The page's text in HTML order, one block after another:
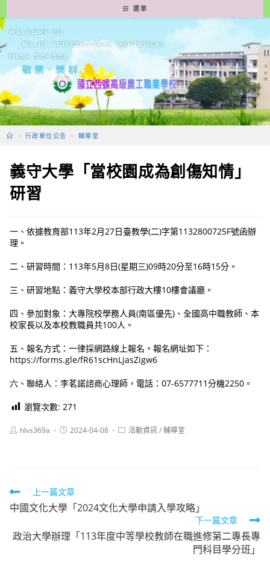
轉
至
要
容
選單
> 行政單位公告 > 輔導室
義守大學「當校園成為創傷知情」
研習
一、依據教育部113年2月27日臺教學(二)字第1132800725F號函辦
理。
二、研習時間：113年5月8日(星期三)09時20分至16時15分。
三、研習地點：義守大學校本部行政大樓10樓會議廳。
四、參加對象：大專院校學務人員(南區優先)、全國高中職教師、本
校家長以及本校教職員共100人。
五、報名方式：一律採網路線上報名。報名網址如下：
https://forms.gle/fR61scHnLjasZigw6
六、聯絡人：李茗諾諮商心理師，電話：07-6577711分機2250。
瀏覽次數: 271
Posthlvs369a
Post2024-04-08
Post活動資訊/輔導室
Read
more
articles
上一篇文章
中國文化大學「2024文化大學申請入學攻略」
下一篇文章
政治大學辦理「113年度中等學校教師在職進修第二專長專
門科目學分班」